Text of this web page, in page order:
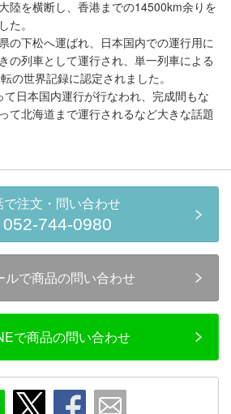
陸を横断し、香港までの14500km余りを
た。
の下松へ運ばれ、日本国内での運行用に
の列車として運行され、単一列車による
の世界記録に認定されました。
日本国内運行が行なわれ、完成間もな
て北海道まで運行されるなど大きな話題
で注文・問い合わせ
052-744-0980
ルで商品の問い合わせ
で商品の問い合わせ